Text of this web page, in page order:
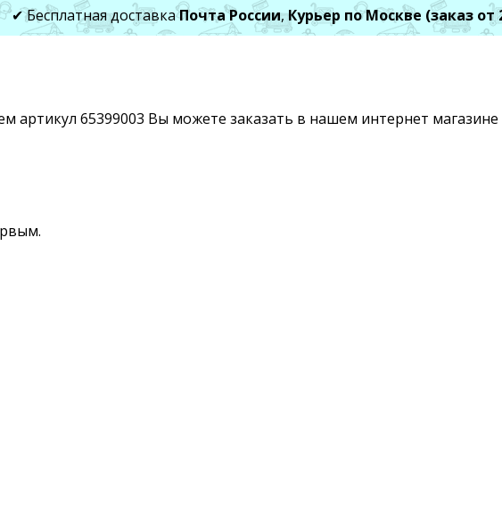
✔ Бесплатная доставкаПочта России,Курьер по Москве (заказ от
артикул 65399003 Вы можете заказать в нашем интернет магазине